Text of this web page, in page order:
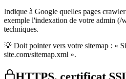
Indique à Google quelles pages
exemple l'indexation de votre admin (/
techniques.
💡 Doit pointer vers votre sitemap : «
site.com/sitemap.xml ».